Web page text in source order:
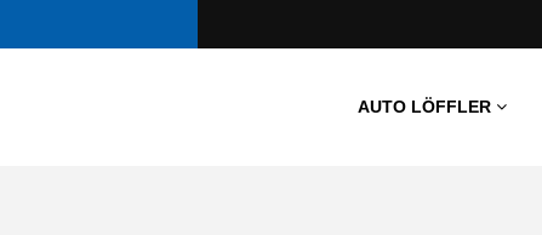
AUTO LÖFFLER